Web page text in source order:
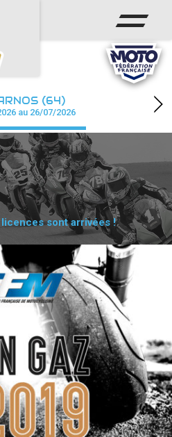
(64)
au 26/07/2026
sont arrivées !